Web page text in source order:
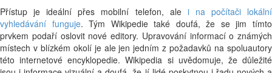
Přístup je ideální přes mobilní telefon, ale i na počítači lokální
vyhledávání funguje. Tým Wikipedie také doufá, že se jim tímto
prvkem podaří oslovit nové editory. Upravování informací o známých
místech v blízkém okolí je ale jen jedním z požadavků na spoluautory
této internetové encyklopedie. Wikipedia si uvědomuje, že důležité